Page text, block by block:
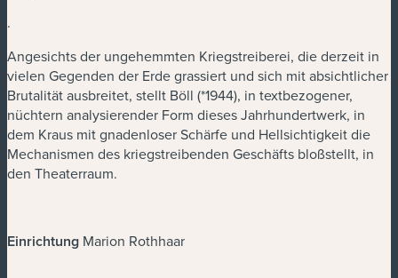
.
Angesichts der ungehemmten Kriegstreiberei, die derzeit in
vielen Gegenden der Erde grassiert und sich mit absichtlicher
Brutalität ausbreitet, stellt Böll (*1944), in textbezogener,
nüchtern analysierender Form dieses Jahrhundertwerk, in
dem Kraus mit gnadenloser Schärfe und Hellsichtigkeit die
Mechanismen des kriegstreibenden Geschäfts bloßstellt, in
den Theaterraum.
Einrichtung Marion Rothhaar